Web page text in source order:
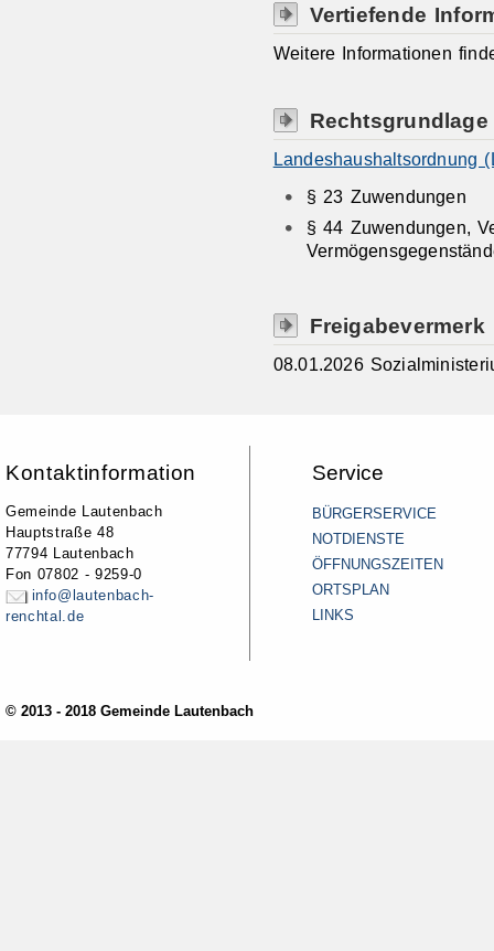
Vertiefende
Weitere Informationen
Rechtsgrundlage
Landeshaushaltsordnung
§ 23 Zuwendungen
§ 44 Zuwendungen,
Freigabevermerk
08.01.2026
Kontaktinformation
Gemeinde Lautenbach
Hauptstraße 48
77794 Lautenbach
Fon 07802 - 9259-0
info@lautenbach-
renchtal.de
Service
BÜRGERSERVICE
NOTDIENSTE
ÖFFNUNGSZEITEN
ORTSPLAN
LINKS
© 2013 - 2018 Gemeinde Lautenbach